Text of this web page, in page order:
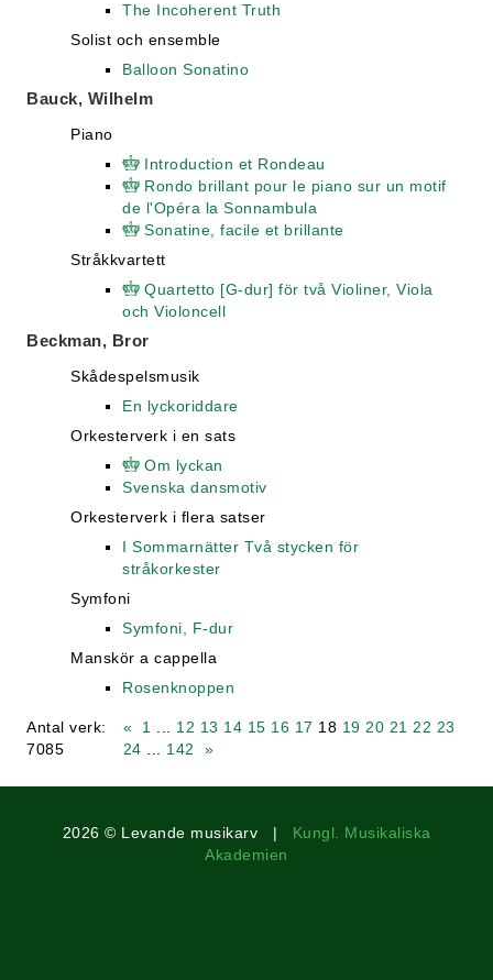
The Incoherent Truth
Solist och ensemble
Balloon Sonatino
Bauck, Wilhelm
Piano
Introduction et Rondeau
Rondo brillant pour le piano sur un motif
de l'Opéra la Sonnambula
Sonatine, facile et brillante
Stråkkvartett
Quartetto [G-dur] för två Violiner, Viola
och Violoncell
Beckman, Bror
Skådespelsmusik
En lyckoriddare
Orkesterverk i en sats
Om lyckan
Svenska dansmotiv
Orkesterverk i flera satser
I Sommarnätter Två stycken för
stråkorkester
Symfoni
Symfoni, F-dur
Manskör a cappella
Rosenknoppen
Antal verk:
7085
« 1 12 13 14 15 16 17 18 19 20 21 22 23
24
142 »
2026 © Levande musikarv | Kungl. Musikaliska
Akademien